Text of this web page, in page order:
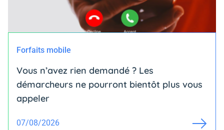
Forfaits mobile
Vous n’avez rien demandé ? Les
démarcheurs ne pourront bientôt plus vous
appeler
07/08/2026